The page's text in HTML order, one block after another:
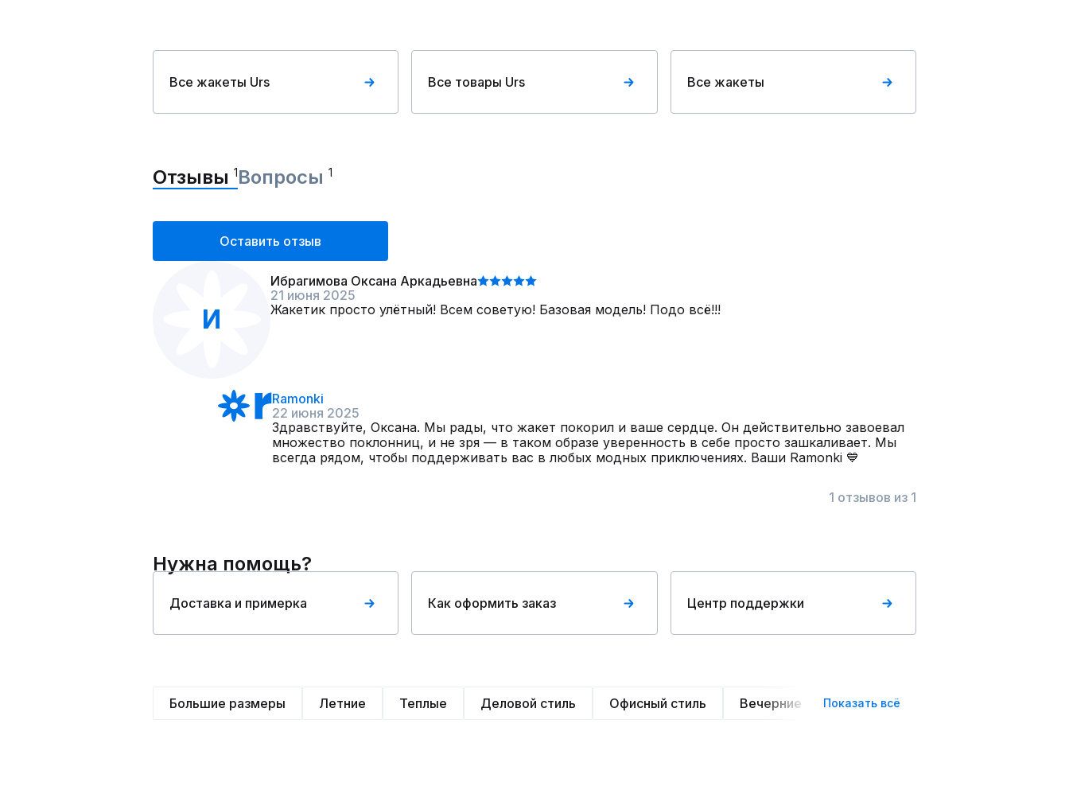
Все жакеты Urs Все товары Urs Все жакеты
Отзывы 1Вопросы 1
Оставить отзыв
И
Ибрагимова Оксана Аркадьевна
21 июня 2025
Жакетик просто улётный! Всем советую! Базовая модель! Подо всё!!!
Ramonki
22 июня 2025
Здравствуйте, Оксана. Мы рады, что жакет покорил и ваше сердце. Он действительно завоевал
множество поклонниц, и не зря — в таком образе уверенность в себе просто зашкаливает. Мы
всегда рядом, чтобы поддерживать вас в любых модных приключениях. Ваши Ramonki 💙
1 отзывов из 1
Нужна помощь?
Доставка и примерка Как оформить заказ Центр поддержки
Большие размеры Летние Теплые Деловой стиль Офисный стиль Вечерние Классические
Показать всё